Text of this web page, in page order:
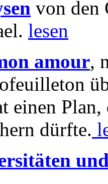
von den
lesen
amour,
einen Plan,
dürfte.